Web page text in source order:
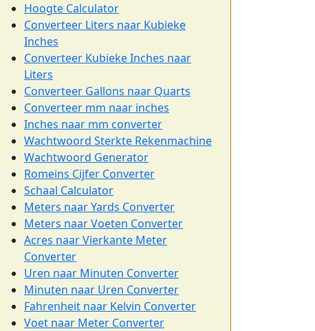
Hoogte Calculator
Converteer Liters naar Kubieke
Inches
Converteer Kubieke Inches naar
Liters
Converteer Gallons naar Quarts
Converteer mm naar inches
Inches naar mm converter
Wachtwoord Sterkte Rekenmachine
Wachtwoord Generator
Romeins Cijfer Converter
Schaal Calculator
Meters naar Yards Converter
Meters naar Voeten Converter
Acres naar Vierkante Meter
Converter
Uren naar Minuten Converter
Minuten naar Uren Converter
Fahrenheit naar Kelvin Converter
Voet naar Meter Converter